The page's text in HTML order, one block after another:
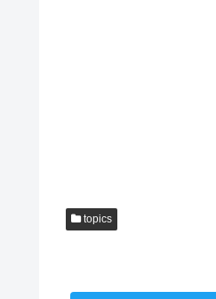
topics